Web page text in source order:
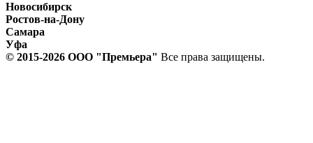
Новосибирск
Ростов-на-Дону
Самара
Уфа
© 2015-2026 ООО "Прeмьера" Все права защищены.